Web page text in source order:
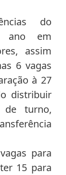
do
ano em
assim
6 vagas
à 27
distribuir
de turno,
para
15 para